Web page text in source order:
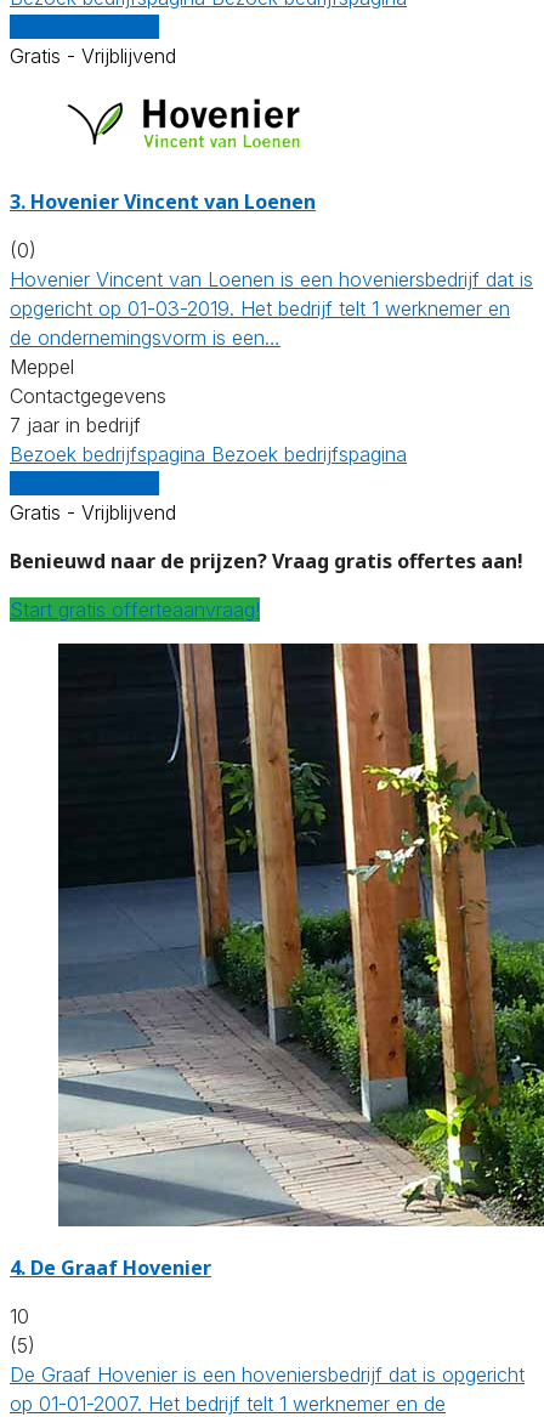
Gratis - Vrijblijvend
3. Hovenier Vincent van Loenen
(0)
Hovenier Vincent van Loenen is een hoveniersbedrijf dat is
opgericht op 01-03-2019. Het bedrijf telt 1 werknemer en
de ondernemingsvorm is een…
Meppel
Contactgegevens
7 jaar in bedrijf
Bezoek bedrijfspagina Bezoek bedrijfspagina
Gratis - Vrijblijvend
Benieuwd naar de prijzen? Vraag gratis offertes aan!
Start gratis offerteaanvraag!
4. De Graaf Hovenier
10
(5)
De Graaf Hovenier is een hoveniersbedrijf dat is opgericht
op 01-01-2007. Het bedrijf telt 1 werknemer en de